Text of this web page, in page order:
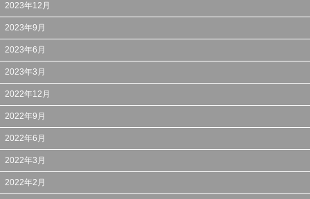
2023年12月
2023年9月
2023年6月
2023年3月
2022年12月
2022年9月
2022年6月
2022年3月
2022年2月